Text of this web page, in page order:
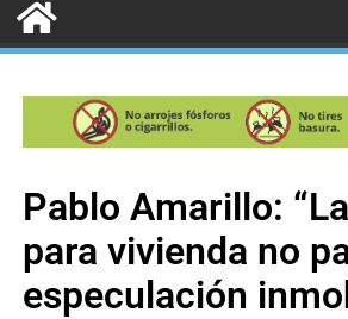
Pablo Amarillo:
para vivienda no
especulación